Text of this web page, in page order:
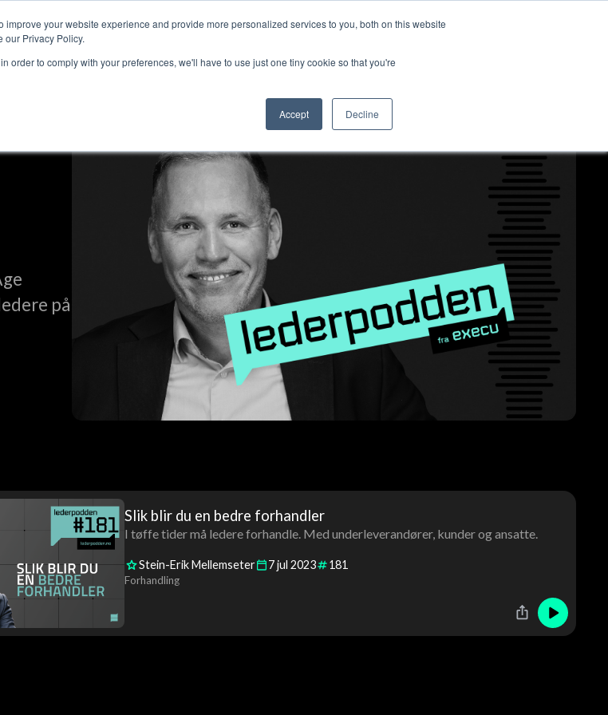
your website experience and provide more personalized services to you, both on this website
our Privacy Policy.
order to comply with your preferences, we'll have to use just one tiny cookie so that you're
Accept Decline
Lederpodden Om oss Logg inn Kontakt oss
på
Slik blir du en bedre forhandler
I tøffe tider må ledere forhandle. Med underleverandører, kunder og ansatte.
Stein-Erik Mellemseter 7jul 2023 181
Forhandling